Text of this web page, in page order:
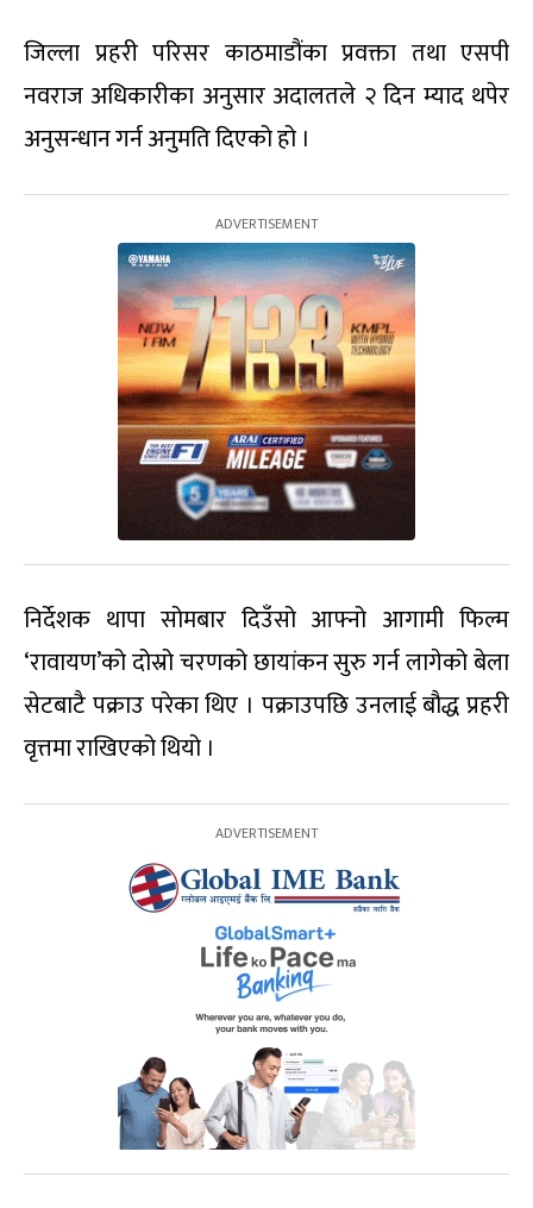
जिल्ला प्रहरी परिसर काठमाडौंका प्रवक्ता तथा एसपी
नवराज अधिकारीका अनुसार अदालतले २ दिन म्याद थपेर
अनुसन्धान गर्न अनुमति दिएको हो ।
निर्देशक थापा सोमबार दिउँसो आफ्नो आगामी फिल्म
‘रावायण’को दोस्रो चरणको छायांकन सुरु गर्न लागेको बेला
सेटबाटै पक्राउ परेका थिए । पक्राउपछि उनलाई बौद्ध प्रहरी
वृत्तमा राखिएको थियो ।